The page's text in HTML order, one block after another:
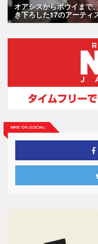
オアシスからボウイまで
き下ろした17のアーティ